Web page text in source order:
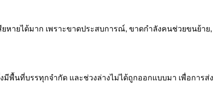
ยหายได้มาก เพราะขาดประสบการณ์, ขาดกำลังคนช่วยขนย้
พื้นที่บรรทุกจำกัด และช่วงล่างไม่ได้ถูกออกแบบมา เพื่อกา